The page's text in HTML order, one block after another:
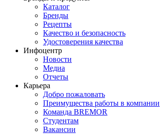
Каталог
Бренды
Рецепты
Качество и безопасность
Удостоверения качества
Инфоцентр
Новости
Медиа
Отчеты
Карьера
Добро пожаловать
Преимущества работы в компании
Команда BREMOR
Студентам
Вакансии